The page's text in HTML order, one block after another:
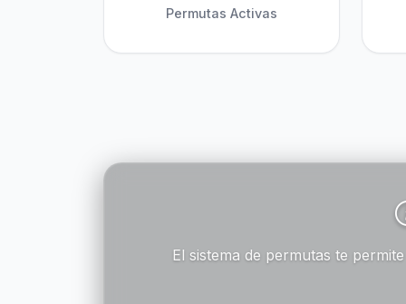
Permutas Activas
El sistema de permutas te